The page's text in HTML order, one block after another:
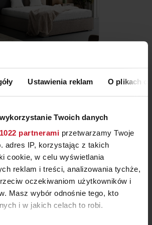
Ustawienia reklam O plikach
Twoich danych
partnerami przetwarzamy Twoje
adres IP, korzystając z takich
cookie, w celu wyświetlania
reklam i treści, analizowania tychże,
oczekiwaniom użytkowników i
Masz wybór odnośnie tego, kto
i w jakich celach to robi.
ŁÓŻKO ALABAMA MIX